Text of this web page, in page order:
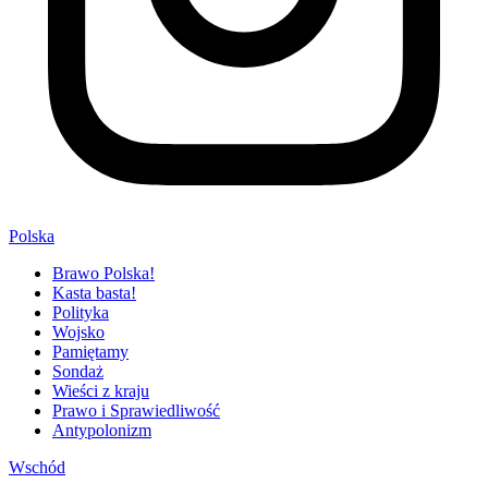
Polska
Brawo Polska!
Kasta basta!
Polityka
Wojsko
Pamiętamy
Sondaż
Wieści z kraju
Prawo i Sprawiedliwość
Antypolonizm
Wschód